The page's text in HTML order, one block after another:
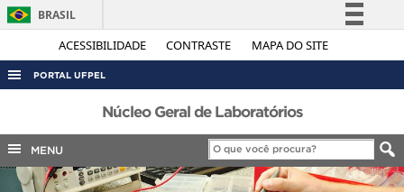
ACESSIBILIDADE CONTRASTE MAPA DO SITE
BRASIL
Simplifique!
Legislação
Canais
PORTAL UFPEL
ACESSO À INFORMAÇÃO
AUDITORIA
COBALTO
Núcleo Geral de Laboratórios
MENU